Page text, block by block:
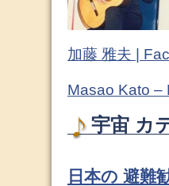
加藤 雅夫 |
Masao Kato –
宇宙 カ
日本の 避難